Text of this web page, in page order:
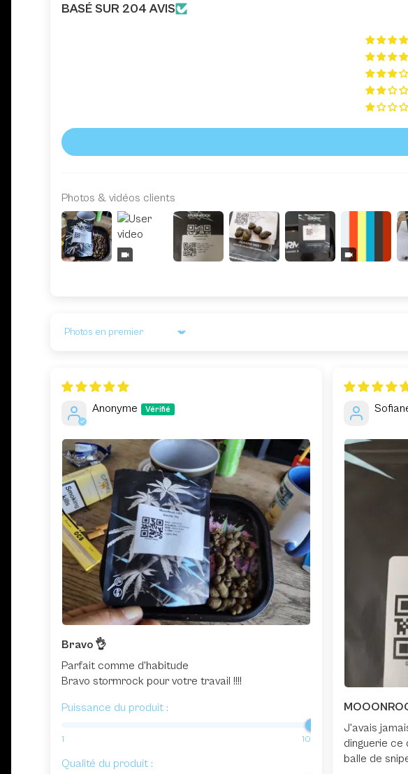
BASÉ SUR 204 AVIS
Photos & vidéos clients
Sort by
Anonyme
Bravo 👌
Parfait comme d'habitude
Bravo stormrock pour votre travail !!!!
Puissance du produit :
1 10
Qualité du produit :
J'avais
dinguerie ce
balle de